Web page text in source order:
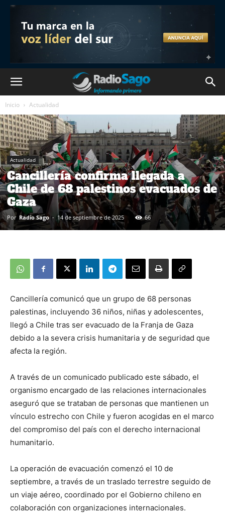
Inicio Actualidad
Actualidad
Cancillería confirma llegada a
Chile de 68 palestinos evacuados de
Gaza
Por Radio Sago - 14 de septiembre de 2025 66
Cancillería comunicó que un grupo de 68 personas
palestinas, incluyendo 36 niños, niñas y adolescentes,
llegó a Chile tras ser evacuado de la Franja de Gaza
debido a la severa crisis humanitaria y de seguridad que
afecta la región.
A través de un comunicado publicado este sábado, el
organismo encargado de las relaciones internacionales
aseguró que se trataban de personas que mantienen un
vínculo estrecho con Chile y fueron acogidas en el marco
del compromiso del país con el derecho internacional
humanitario.
La operación de evacuación comenzó el 10 de
septiembre, a través de un traslado terrestre seguido de
un viaje aéreo, coordinado por el Gobierno chileno en
colaboración con organizaciones internacionales.